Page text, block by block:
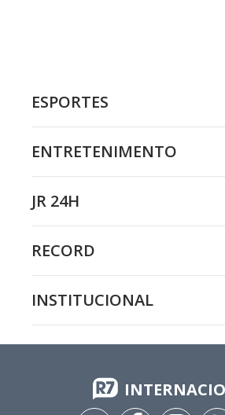
ESPORTES
ENTRETENIMENTO
JR 24H
RECORD
INSTITUCIONAL